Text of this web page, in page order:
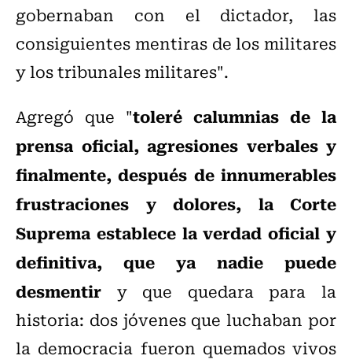
gobernaban con el dictador, las
consiguientes mentiras de los militares
y los tribunales militares".
Agregó que "toleré calumnias de la
prensa oficial, agresiones verbales y
finalmente, después de innumerables
frustraciones y dolores, la Corte
Suprema establece la verdad oficial y
definitiva, que ya nadie puede
desmentir y que quedara para la
historia: dos jóvenes que luchaban por
la democracia fueron quemados vivos